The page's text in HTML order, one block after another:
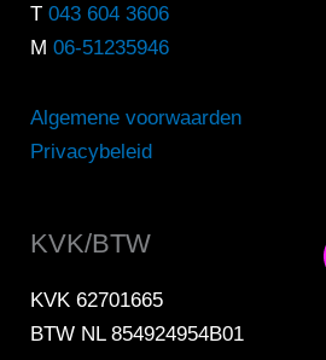
T 043 604 3606
M 06-51235946
Algemene voorwaarden
Privacybeleid
KVK/BTW
KVK 62701665
BTW NL 854924954B01